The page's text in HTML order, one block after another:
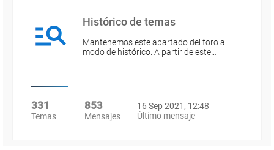
Histórico de temas
Mantenemos este apartado del foro a
modo de histórico. A partir de este…
331
Temas
853
Mensajes
16 Sep 2021, 12:48
Último mensaje